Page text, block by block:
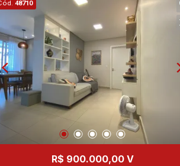
acabamento - Alto padrão Martinelli
Imobiliária, referência no mercado
imobiliário desde 2000. Especialistas
em Venda, Locação e Lançamentos!
Avenida João Fiúsa, 1051 - Alto da Boa
Vista | Ribeirão Preto.
48710
R$ 900.000,00 V